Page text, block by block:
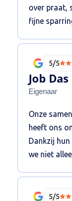
strategisch
minder
over praat,
fijne
5/5
Job Das
Eigenaar
Onze
heeft ons
Dankzij hun
we niet
voor zich:
5/5